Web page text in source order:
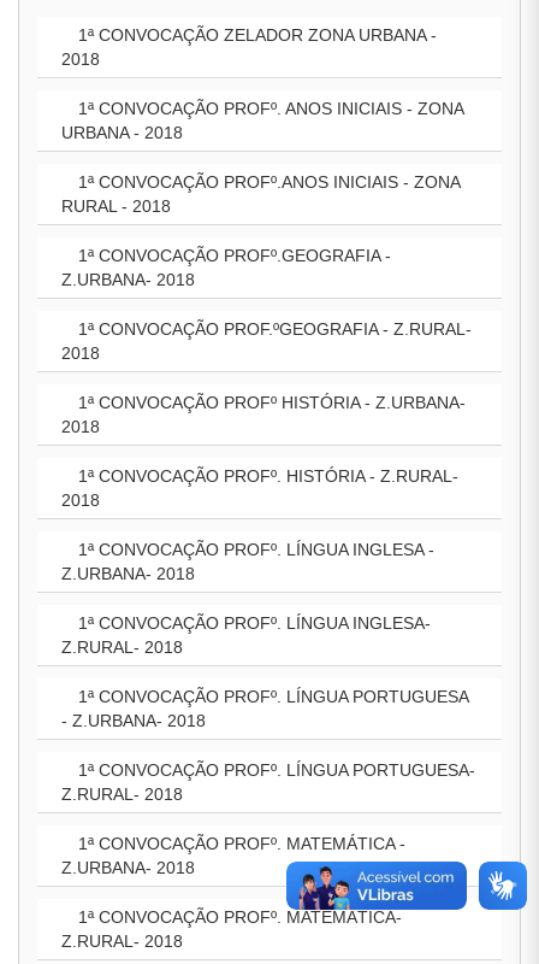
1ª CONVOCAÇÃO ZELADOR ZONA URBANA -
2018
1ª CONVOCAÇÃO PROFº. ANOS INICIAIS - ZONA
URBANA - 2018
1ª CONVOCAÇÃO PROFº.ANOS INICIAIS - ZONA
RURAL - 2018
1ª CONVOCAÇÃO PROFº.GEOGRAFIA -
Z.URBANA- 2018
1ª CONVOCAÇÃO PROF.ºGEOGRAFIA - Z.RURAL-
2018
1ª CONVOCAÇÃO PROFº HISTÓRIA - Z.URBANA-
2018
1ª CONVOCAÇÃO PROFº. HISTÓRIA - Z.RURAL-
2018
1ª CONVOCAÇÃO PROFº. LÍNGUA INGLESA -
Z.URBANA- 2018
1ª CONVOCAÇÃO PROFº. LÍNGUA INGLESA-
Z.RURAL- 2018
1ª CONVOCAÇÃO PROFº. LÍNGUA PORTUGUESA
- Z.URBANA- 2018
1ª CONVOCAÇÃO PROFº. LÍNGUA PORTUGUESA-
Z.RURAL- 2018
1ª CONVOCAÇÃO PROFº. MATEMÁTICA -
Z.URBANA- 2018
1ª CONVOCAÇÃO PROFº. MATEMÁTICA-
Z.RURAL- 2018